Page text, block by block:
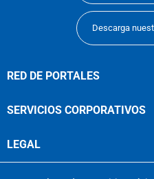
Descarga
RED DE PORTALES
SERVICIOS CORPORATIVOS
LEGAL